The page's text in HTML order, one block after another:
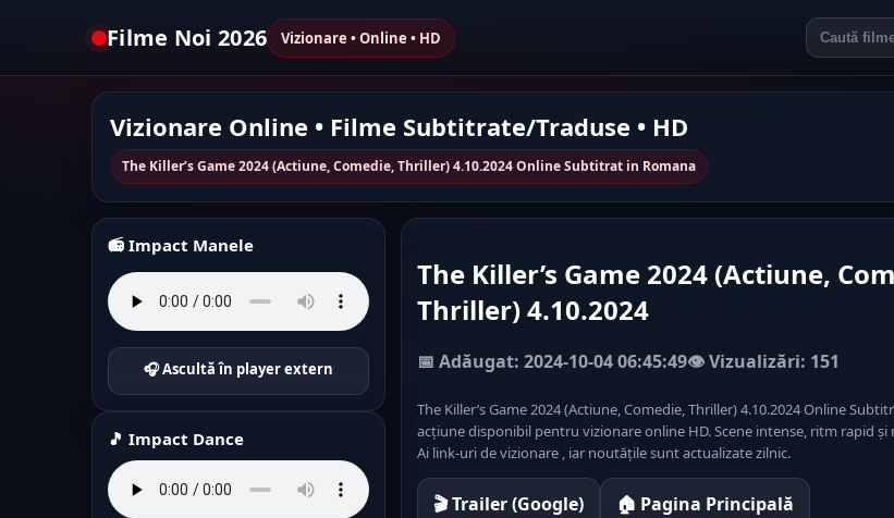
Filme Noi 2026 Vizionare • Online • HD
Vizionare Online • Filme Subtitrate/Traduse • HD
The Killer’s Game 2024 (Actiune, Comedie, Thriller) 4.10.2024 Online Subtitrat in Romana
📻 Impact Manele
🎧 Ascultă în player extern
🎵 Impact Dance
The Killer’s Game 2024 (Actiune,
Thriller) 4.10.2024
📅 Adăugat: 2024-10-04 06:45:49👁️ Vizualizări: 151
The Killer’s Game 2024 (Actiune, Comedie, Thriller) 4.10.2024 Online
acțiune disponibil pentru vizionare online HD. Scene intense, ritm rapid
Ai link-uri de vizionare , iar noutățile sunt actualizate zilnic.
🎬 Trailer (Google) 🏠 Pagina Principală